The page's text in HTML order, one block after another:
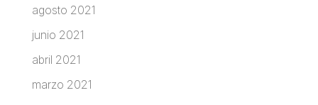
agosto 2021
junio 2021
abril 2021
marzo 2021